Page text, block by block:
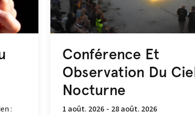
:
Conférence Et
Observation Du
Nocturne
1 août. 2026 - 28 août. 2026